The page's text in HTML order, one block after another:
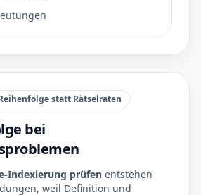
statt Rätselraten
bei
Indexierung prüfen entstehen
weil Definition und